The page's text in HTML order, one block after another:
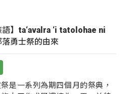
語】ta‘avalra ‘i tatolohae ni
落勇士祭的由來
是一系列為期四個月的祭典，